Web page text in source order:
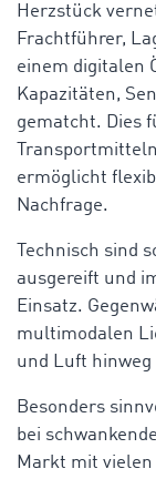
Herzstück
Frachtführer,
einem digitalen
Kapazitäten,
gematcht. Dies
ermöglicht
Nachfrage.
Technisch sind
ausgereift und
Einsatz.
multimodalen
und Luft hinweg
Besonders
bei
Markt mit